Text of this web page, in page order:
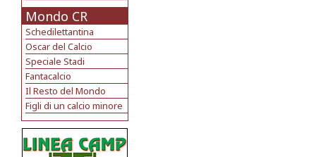
Mondo CR
Schedilettantina
Oscar del Calcio
Speciale Stadi
Fantacalcio
Il Resto del Mondo
Figli di un calcio minore